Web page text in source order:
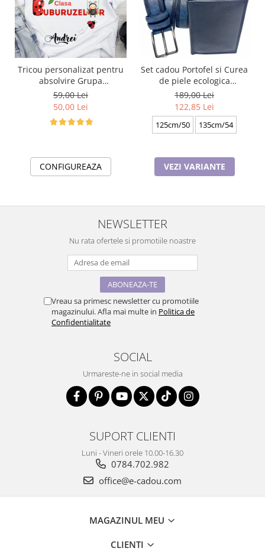
Tricou personalizat pentru
absolvire Grupa
buburuzelor cu text sau
poze ABS1026
59,00 Lei
50,00 Lei
CONFIGUREAZA
Set cadou Portofel si Curea
de piele ecologica
bleomarin, LYK12006-BLM,
latime curea 3.5cm, e-
CADOU
189,00 Lei
122,85 Lei
125cm/50 135cm/54
VEZI VARIANTE
NEWSLETTER
Nu rata ofertele si promotiile noastre
Vreau sa primesc newsletter cu promotiile
magazinului. Afla mai multe in Politica de
Confidentialitate
SOCIAL
Urmareste-ne in social media
SUPORT CLIENTI
Luni - Vineri orele 10.00-16.30
0784.702.982
office@e-cadou.com
MAGAZINUL MEU
CLIENTI